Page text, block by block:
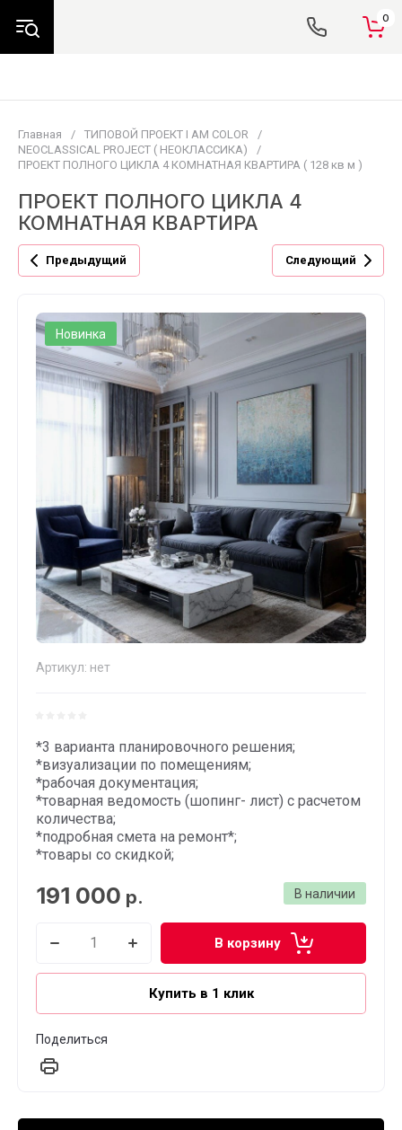
0
Главная / ТИПОВОЙ ПРОЕКТ I AM COLOR
/
NEOCLASSICAL PROJECT ( НЕОКЛАССИКА)
/
ПРОЕКТ ПОЛНОГО ЦИКЛА 4 КОМНАТНАЯ КВАРТИРА ( 128 кв м )
ПРОЕКТ ПОЛНОГО ЦИКЛА 4
КОМНАТНАЯ КВАРТИРА
Предыдущий Следующий
Новинка
Артикул: нет
*3 варианта планировочного решения;
*визуализации по помещениям;
*рабочая документация;
*товарная ведомость (шопинг- лист) с расчетом
количества;
*подробная смета на ремонт*;
*товары со скидкой;
В наличии
191 000 р.
В корзину
Купить в 1 клик
Поделиться